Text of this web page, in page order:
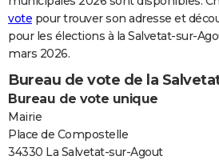
COPAINS D'AVANT
S'inscrire
Se connecter
Lycées
Collèges
Primaires
Universités
Entreprises
Service militaire
Avis de recherche
AVIS DE DÉCÈS
FORUM
Bricolage
Lifestyle
Culture
Sport
Auto
Television
Voyage
Cinema
vote pour trouver son adresse et
pour les élections à la Salvetat-sur-
mars 2026.
Bureau de vote de la
Bureau de vote unique
Mairie
Place de Compostelle
34330 La Salvetat-sur-Agout